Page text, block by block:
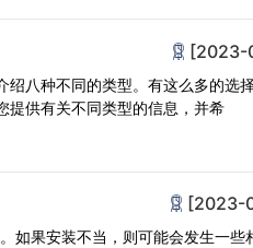
[2023-
八种不同的类型。有这么多的选
提供有关不同类型的信息，并希
[2023-
如果安装不当，则可能会发生一些